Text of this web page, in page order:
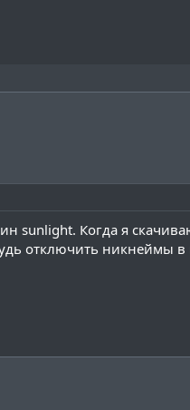
sunlight. Когда я
отключить никнеймы в